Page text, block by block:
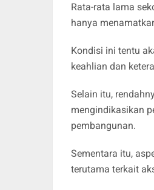
Rata-rata lama
hanya
Kondisi ini tentu
keahlian dan
Selain itu,
mengindikasikan
pembangunan.
Sementara itu,
terutama terkait